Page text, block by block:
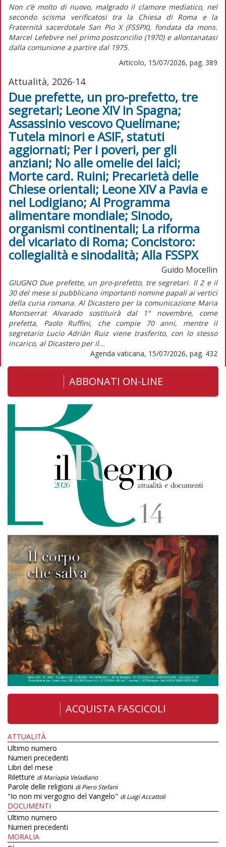
Non c’è molto di nuovo, malgrado il clamore mediatico, nel
secondo scisma verificatosi tra la Chiesa di Roma e la
Fraternità sacerdotale San Pio X (FSSPX), fondata da mons.
Marcel Lefebvre nel primo postconcilio (1970) e allontanatasi
dalla comunione a partire dal 1975.
Articolo, 15/07/2026, pag. 389
Attualità, 2026-14
Due prefette, un pro-prefetto, tre
segretari; Leone XIV in Spagna;
Assassinio vescovo Quelimane;
Tutela minori e ASIF, statuti
aggiornati; Per i poveri, per gli
anziani; No alle omelie dei laici;
Morte card. Ruini; Precarietà delle
Chiese orientali; Leone XIV a Pavia e
nel Lodigiano; Al Programma
alimentare mondiale; Sinodo,
organismi continentali; La riforma
del vicariato di Roma; Concistoro:
collegialità e sinodalità; Alla FSSPX
Guido Mocellin
GIUGNO Due prefette, un pro-prefetto, tre segretari. Il 2 e il
30 del mese si pubblicano importanti nomine papali ai vertici
della curia romana. Al Dicastero per la comunicazione Maria
Montserrat Alvarado sostituirà dal 1° novembre, come
prefetta, Paolo Ruffini, che compie 70 anni, mentre il
segretario Lucio Adrián Ruiz viene trasferito, con lo stesso
incarico, al Dicastero per il...
Agenda vaticana, 15/07/2026, pag. 432
ABBONATI ON-LINE
ACQUISTA FASCICOLI
ATTUALITÀ
Ultimo numero
Numeri precedenti
Libri del mese
Riletture di Mariapia Veladiano
Parole delle religioni di Piero Stefani
"Io non mi vergogno del Vangelo" di Luigi Accattoli
DOCUMENTI
Ultimo numero
Numeri precedenti
MORALIA